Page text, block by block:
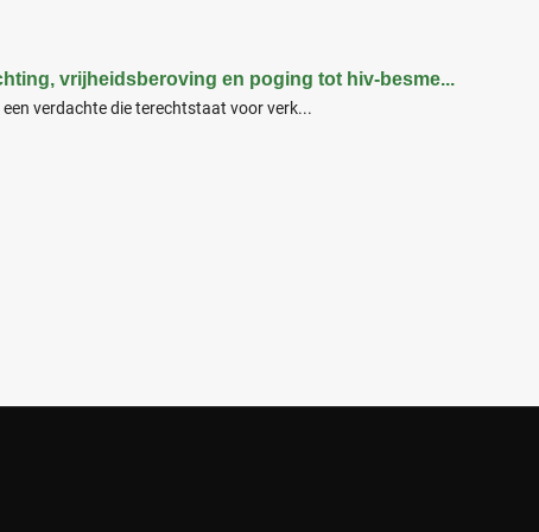
vrijheidsberoving en poging tot hiv-besme...
verdachte die terechtstaat voor verk...